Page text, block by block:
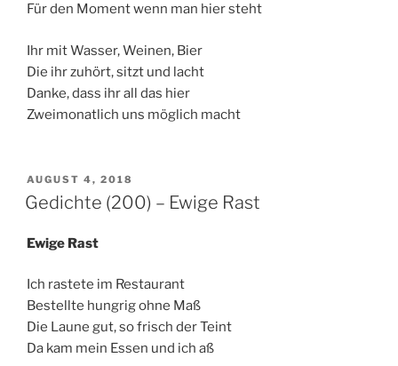
Für den Moment wenn man hier steht
Ihr mit Wasser, Weinen, Bier
Die ihr zuhört, sitzt und lacht
Danke, dass ihr all das hier
Zweimonatlich uns möglich macht
VERÖFFENTLICHT
AM
AUGUST 4, 2018
Gedichte (200) – Ewige Rast
Ewige Rast
Ich rastete im Restaurant
Bestellte hungrig ohne Maß
Die Laune gut, so frisch der Teint
Da kam mein Essen und ich aß